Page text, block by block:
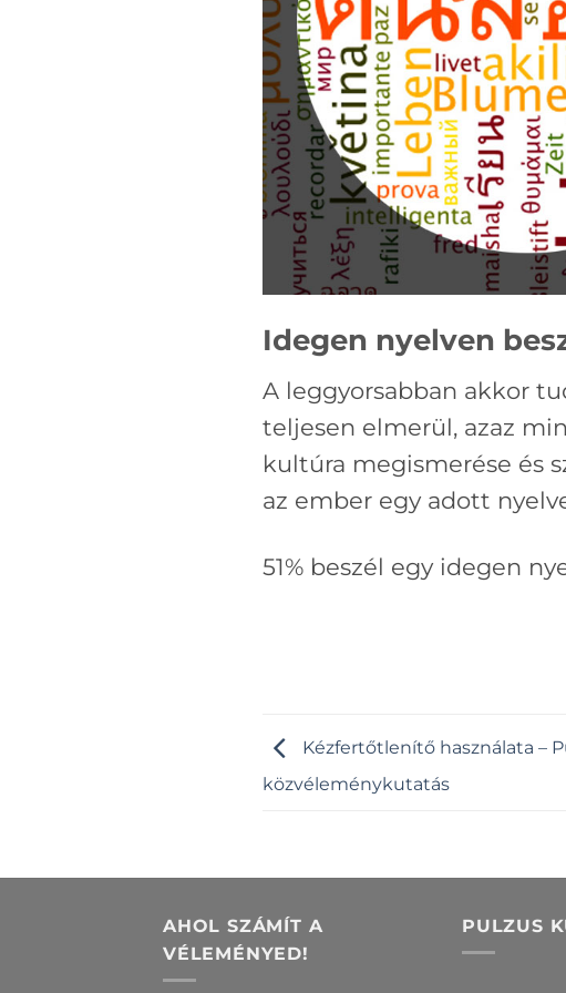
Idegen nyelven
A leggyorsabban akkor
teljesen elmerül, azaz
kultúra megismerése és
az ember egy adott
51% beszél egy idegen
Kézfertőtlenítő használata –
közvéleménykutatás
AHOL SZÁMÍT A
VÉLEMÉNYED!
PULZUS